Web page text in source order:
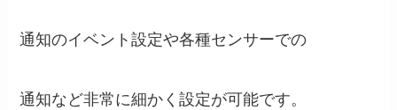
通知のイベント設定や各種センサーでの
通知など非常に細かく設定が可能です。